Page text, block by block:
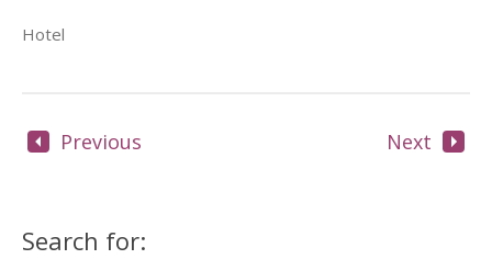
Hotel
Previous Next
Search for: